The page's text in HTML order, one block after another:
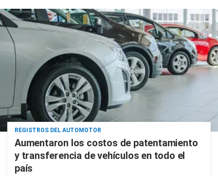
REGISTROS DEL AUTOMOTOR
Aumentaron los costos de patentamiento
y transferencia de vehículos en todo el
país